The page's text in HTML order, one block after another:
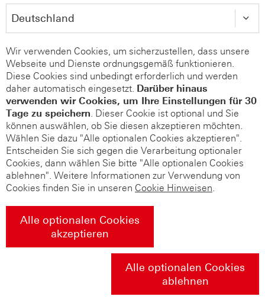
Wir verwenden Cookies, um sicherzustellen, dass unsere
Webseite und Dienste ordnungsgemäß funktionieren.
Diese Cookies sind unbedingt erforderlich und werden
daher automatisch eingesetzt. Darüber hinaus
verwenden wir Cookies, um Ihre Einstellungen für 30
Tage zu speichern. Dieser Cookie ist optional und Sie
können auswählen, ob Sie diesen akzeptieren möchten.
Wählen Sie dazu "Alle optionalen Cookies akzeptieren".
Entscheiden Sie sich gegen die Verarbeitung optionaler
Cookies, dann wählen Sie bitte "Alle optionalen Cookies
ablehnen". Weitere Informationen zur Verwendung von
Cookies finden Sie in unseren Cookie Hinweisen.
Alle optionalen Cookies
akzeptieren
Alle optionalen Cookies
ablehnen